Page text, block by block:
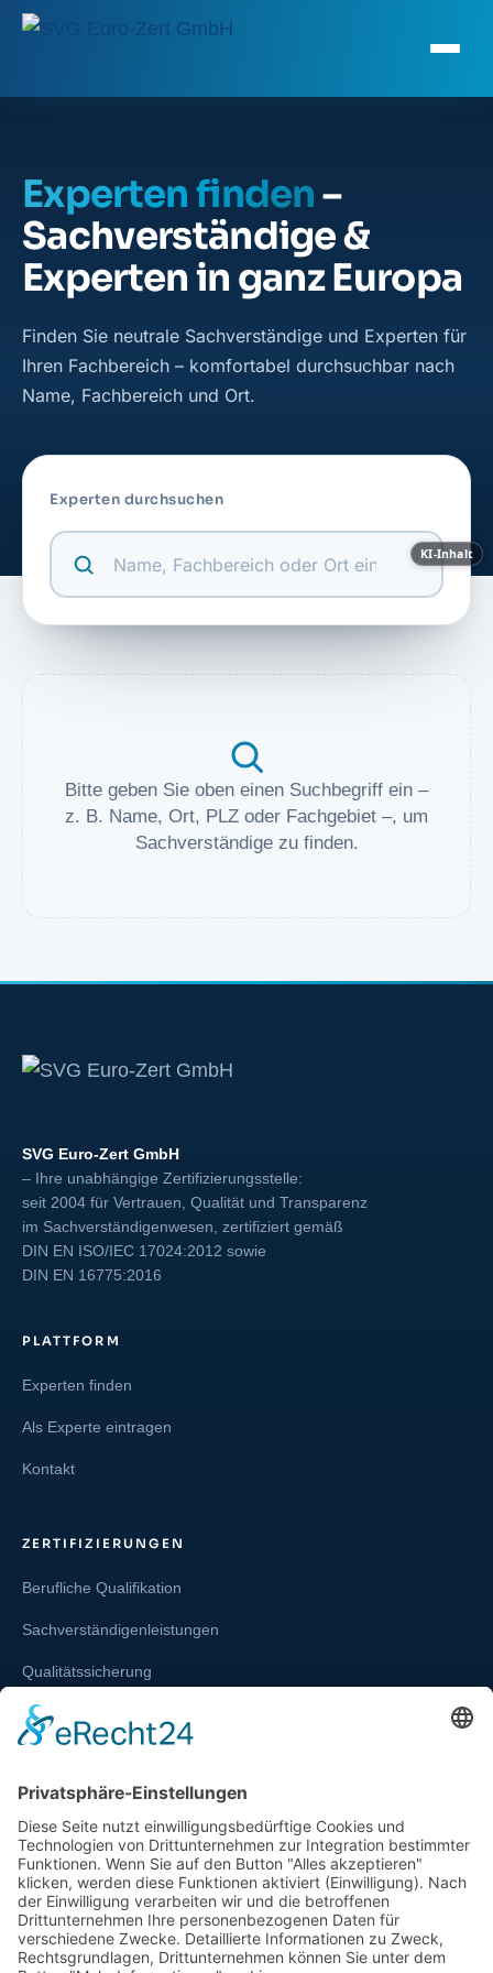
Experten finden–
Sachverständige &
Experten in ganz Europa
Finden Sie neutrale Sachverständige und Experten für
Ihren Fachbereich – komfortabel durchsuchbar nach
Name, Fachbereich und Ort.
KI-Inhalt
Experten durchsuchen
Bitte geben Sie oben einen Suchbegriff ein –
z. B. Name, Ort, PLZ oder Fachgebiet –, um
Sachverständige zu finden.
SVG Euro-Zert GmbH
– Ihre unabhängige Zertifizierungsstelle:
seit 2004 für Vertrauen, Qualität und Transparenz
im Sachverständigenwesen, zertifiziert gemäß
DIN EN ISO/IEC 17024:2012 sowie
DIN EN 16775:2016
PLATTFORM
Experten finden
Als Experte eintragen
Kontakt
ZERTIFIZIERUNGEN
Berufliche Qualifikation
Sachverständigenleistungen
Qualitätssicherung
Weiterbildung und Schulung
SERVICE & RECHT
Infos zur Unparteilichkeit
Kontakt
Beschwerdestelle